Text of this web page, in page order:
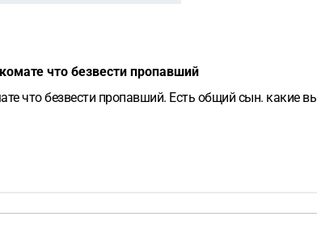
что безвести пропавший
что безвести пропавший. Есть общий сын. какие